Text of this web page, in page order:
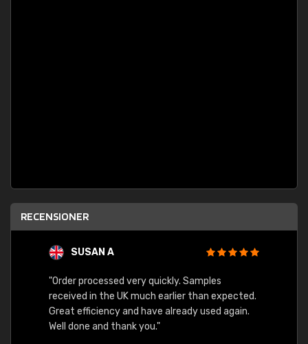
RECENSIONER
SUSAN A
"Order processed very quickly. Samples
received in the UK much earlier than expected.
Great efficiency and have already used again.
Well done and thank you."